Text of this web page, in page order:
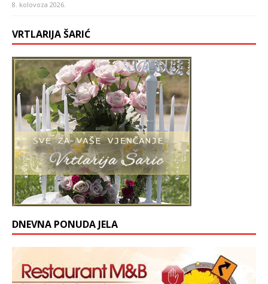
8. kolovoza 2026.
VRTLARIJA ŠARIĆ
DNEVNA PONUDA JELA